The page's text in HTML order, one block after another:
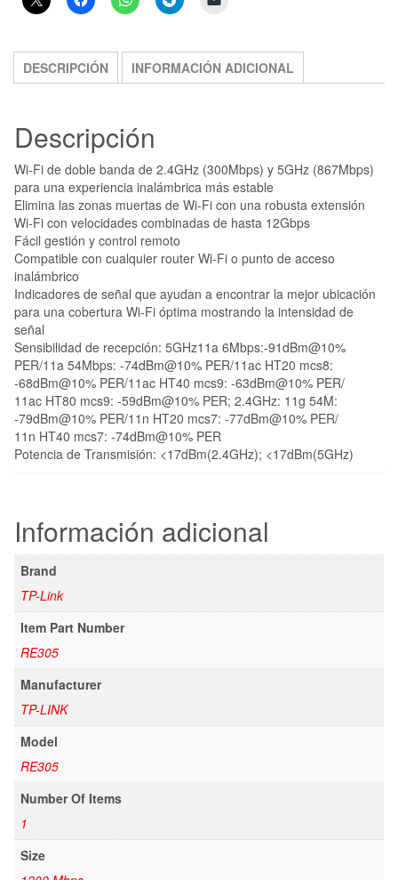
DESCRIPCIÓN INFORMACIÓN ADICIONAL
Descripción
Wi-Fi de doble banda de 2.4GHz (300Mbps) y 5GHz (867Mbps)
para una experiencia inalámbrica más estable
Elimina las zonas muertas de Wi-Fi con una robusta extensión
Wi-Fi con velocidades combinadas de hasta 12Gbps
Fácil gestión y control remoto
Compatible con cualquier router Wi-Fi o punto de acceso
inalámbrico
Indicadores de señal que ayudan a encontrar la mejor ubicación
para una cobertura Wi-Fi óptima mostrando la intensidad de
señal
Sensibilidad de recepción: 5GHz11a 6Mbps:-91dBm@10%
PER/11a 54Mbps: -74dBm@10% PER/11ac HT20 mcs8:
-68dBm@10% PER/11ac HT40 mcs9: -63dBm@10% PER/
11ac HT80 mcs9: -59dBm@10% PER; 2.4GHz: 11g 54M:
-79dBm@10% PER/11n HT20 mcs7: -77dBm@10% PER/
11n HT40 mcs7: -74dBm@10% PER
Potencia de Transmisión: <17dBm(2.4GHz); <17dBm(5GHz)
Información adicional
Brand
TP-Link
Item Part Number
RE305
Manufacturer
TP-LINK
Model
RE305
Number Of Items
1
Size